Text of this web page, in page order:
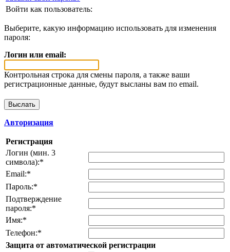
Войти как пользователь:
Выберите, какую информацию использовать для изменения
пароля:
Логин или email:
Контрольная строка для смены пароля, а также ваши
регистрационные данные, будут высланы вам по email.
Авторизация
Регистрация
Логин (мин. 3
символа):*
Email:*
Пароль:*
Подтверждение
пароля:*
Имя:*
Телефон:*
Защита от автоматической регистрации